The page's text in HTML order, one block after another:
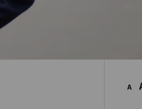
A